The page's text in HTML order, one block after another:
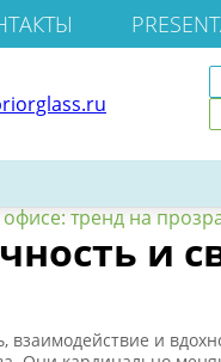
тренд на
и
взаимодействие и